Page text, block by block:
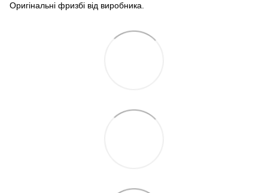
Оригінальні фризбі від виробника.